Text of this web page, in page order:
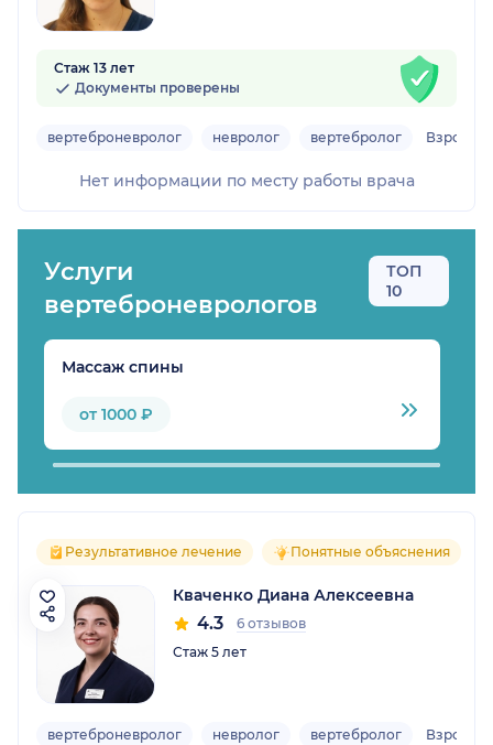
Стаж 13 лет
Документы проверены
вертеброневролог невролог вертебролог
Нет информации по месту работы врача
Услуги
вертеброневрологов
ТОП
10
Массаж спины
от 1000 ₽
Результативное лечение Понятные объяснения
Кваченко Диана Алексеевна
4.3
6 отзывов
Стаж 5 лет
вертеброневролог невролог вертебролог